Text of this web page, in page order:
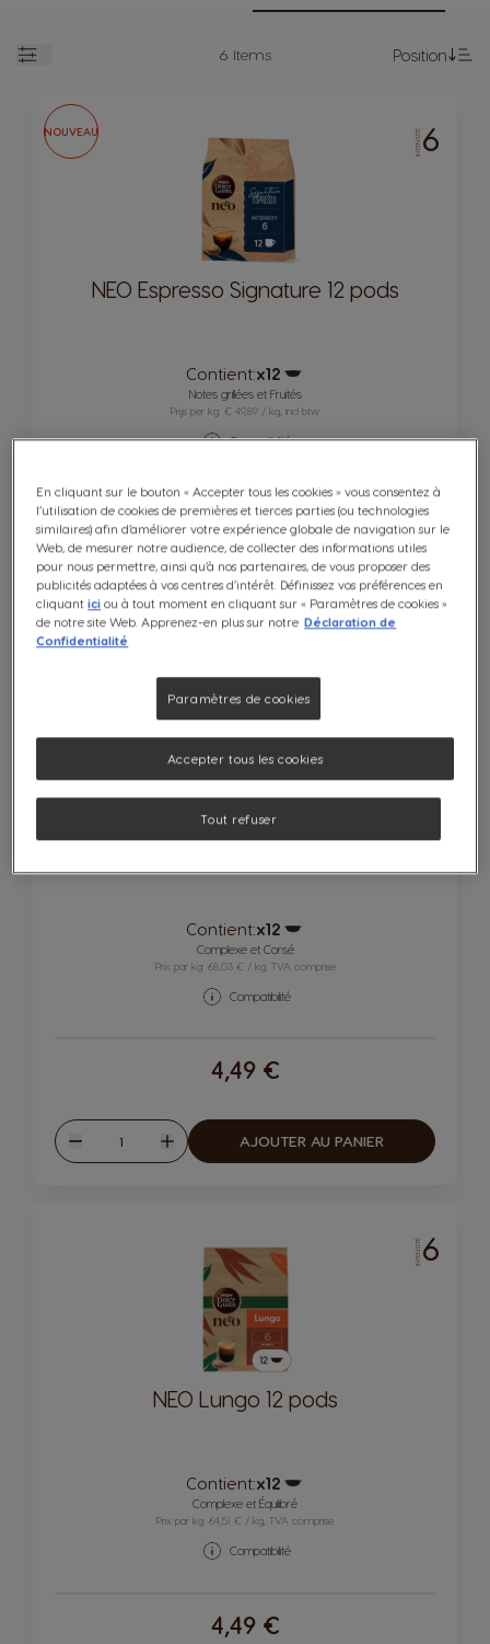
6 Items
Position
NOUVEAU INTENSITÉ6
NEO Espresso Signature 12 pods
Contient:x12
Icône capsules
Notes grillées et Fruités
Prijs per kg: € 49,89 / kg, incl btw
Compatibilité
4,49 €
Diminuer
Quantité
Augmenter
AJOUTER AU PANIER
NEO Espresso Intense 12 pods
Contient:x12
Icône capsules
Complexe et Corsé
Prix par kg: 68,03 € / kg, TVA comprise
Compatibilité
4,49 €
Diminuer
Quantité
Augmenter
AJOUTER AU PANIER
INTENSITÉ6
NEO Lungo 12 pods
Contient:x12
Icône capsules
Complexe et Équilibré
Prix par kg: 64,51 € / kg, TVA comprise
Compatibilité
4,49 €
En cliquant sur le bouton « Accepter tous les cookies » vous consentez à
l’utilisation de cookies de premières et tierces parties (ou technologies
similaires) afin d’améliorer votre expérience globale de navigation sur le
Web, de mesurer notre audience, de collecter des informations utiles
pour nous permettre, ainsi qu’à nos partenaires, de vous proposer des
publicités adaptées à vos centres d’intérêt. Définissez vos préférences en
cliquantici ou à tout moment en cliquant sur « Paramètres de cookies »
de notre site Web. Apprenez-en plus sur notre Déclaration de
Confidentialité
Paramètres de cookies
Tout refuser
Accepter tous les cookies